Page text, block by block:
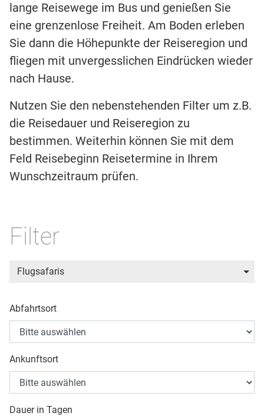
lange Reisewege im Bus und genießen Sie
eine grenzenlose Freiheit. Am Boden erleben
Sie dann die Höhepunkte der Reiseregion und
fliegen mit unvergesslichen Eindrücken wieder
nach Hause.
Nutzen Sie den nebenstehenden Filter um z.B.
die Reisedauer und Reiseregion zu
bestimmen. Weiterhin können Sie mit dem
Feld Reisebeginn Reisetermine in Ihrem
Wunschzeitraum prüfen.
Filter
Flugsafaris
Abfahrtsort
Ankunftsort
Dauer in Tagen